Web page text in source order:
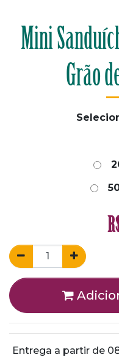
Mini
Grão
Entrega a partir de